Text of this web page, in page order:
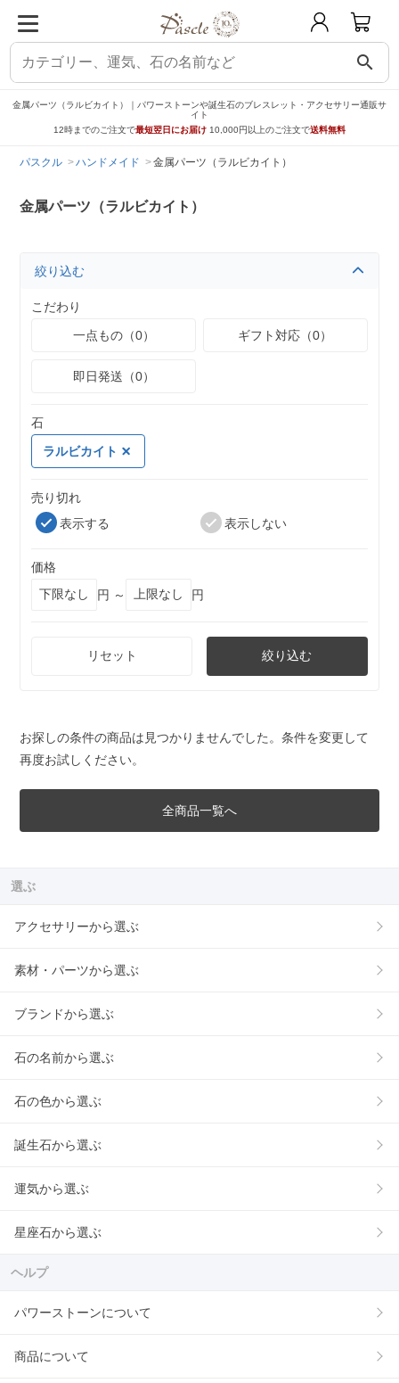
search
金属パーツ（ラルビカイト）｜パワーストーンや誕生石のブレスレット・アクセサリー通販サ
イト
12時までのご注文で最短翌日にお届け 10,000円以上のご注文で送料無料
パスクル ハンドメイド 金属パーツ（ラルビカイト）
金属パーツ（ラルビカイト）
絞り込む
こだわり
一点もの（0）
ギフト対応（0）
即日発送（0）
石
ラルビカイト
売り切れ
表示する
表示しない
価格
円 ～
円
リセット 絞り込む
お探しの条件の商品は見つかりませんでした。条件を変更して
再度お試しください。
全商品一覧へ
選ぶ
アクセサリーから選ぶ
素材・パーツから選ぶ
ブランドから選ぶ
石の名前から選ぶ
石の色から選ぶ
誕生石から選ぶ
運気から選ぶ
星座石から選ぶ
ヘルプ
パワーストーンについて
商品について